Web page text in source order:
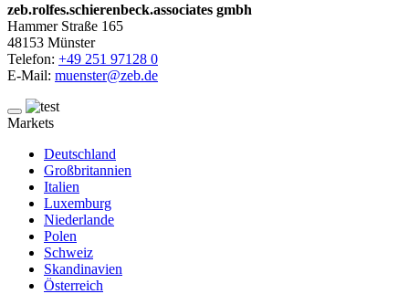
zeb.rolfes.schierenbeck.associates gmbh
Hammer Straße 165
48153 Münster
Telefon: +49 251 97128 0
E-Mail: muenster@zeb.de
Markets
Deutschland
Großbritannien
Italien
Luxemburg
Niederlande
Polen
Schweiz
Skandinavien
Österreich